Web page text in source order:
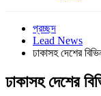
প্রচ্ছদ
Lead News
ঢাকাসহ দেশের
ঢাকাসহ দেশের